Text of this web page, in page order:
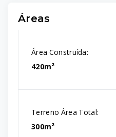
Áreas
Área Construída:
420m²
Terreno Área Total:
300m²